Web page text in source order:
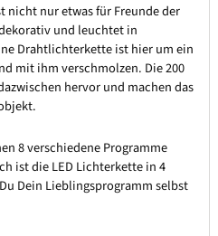
nicht nur etwas für Freunde der
und leuchtet in
Drahtlichterkette ist hier um ein
mit ihm verschmolzen. Die 200
hervor und machen das
8 verschiedene Programme
ist die LED Lichterkette in 4
Dein Lieblingsprogramm selbst